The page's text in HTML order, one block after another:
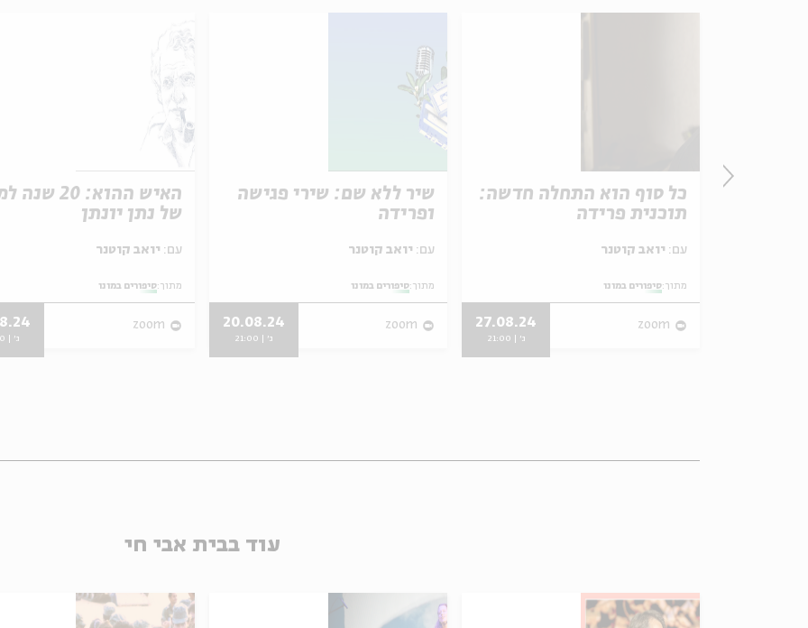
כל סוף הוא התחלה חדשה:
תוכנית פרידה
עם:
מתוך:סיפורים במונו
zoom
27.08.24
ג' | 21:00
שיר ללא שם: שירי פגישה
ופרידה
עם:
מתוך:סיפורים במונו
zoom
20.08.24
ג' | 21:00
האיש ההוא: 20
של נתן יונתן
עם:
מתוך:סיפורים במונו
zoom
ג' | 21:00
עוד בבית אבי חי